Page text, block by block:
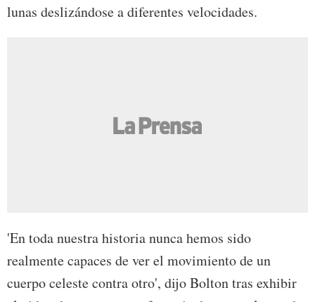
lunas deslizándose a diferentes velocidades.
'En toda nuestra historia nunca hemos sido
realmente capaces de ver el movimiento de un
cuerpo celeste contra otro', dijo Bolton tras exhibir